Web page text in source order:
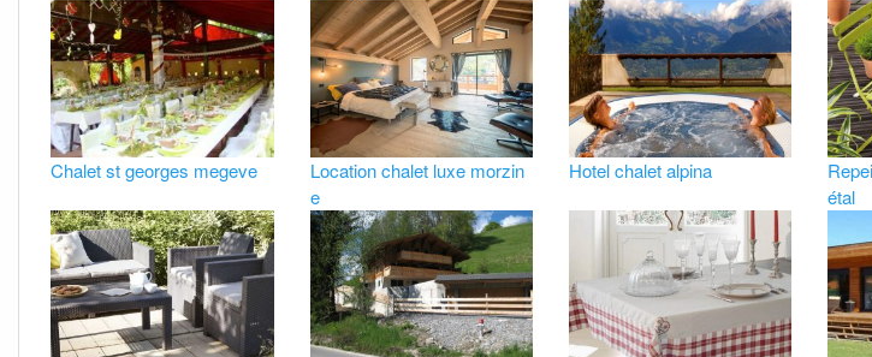
Chalet st georges megeve
Location chalet luxe morzin
e
Hotel chalet alpina
étal